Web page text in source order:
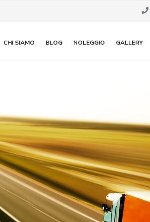
CHI SIAMO BLOG NOLEGGIO GALLERY